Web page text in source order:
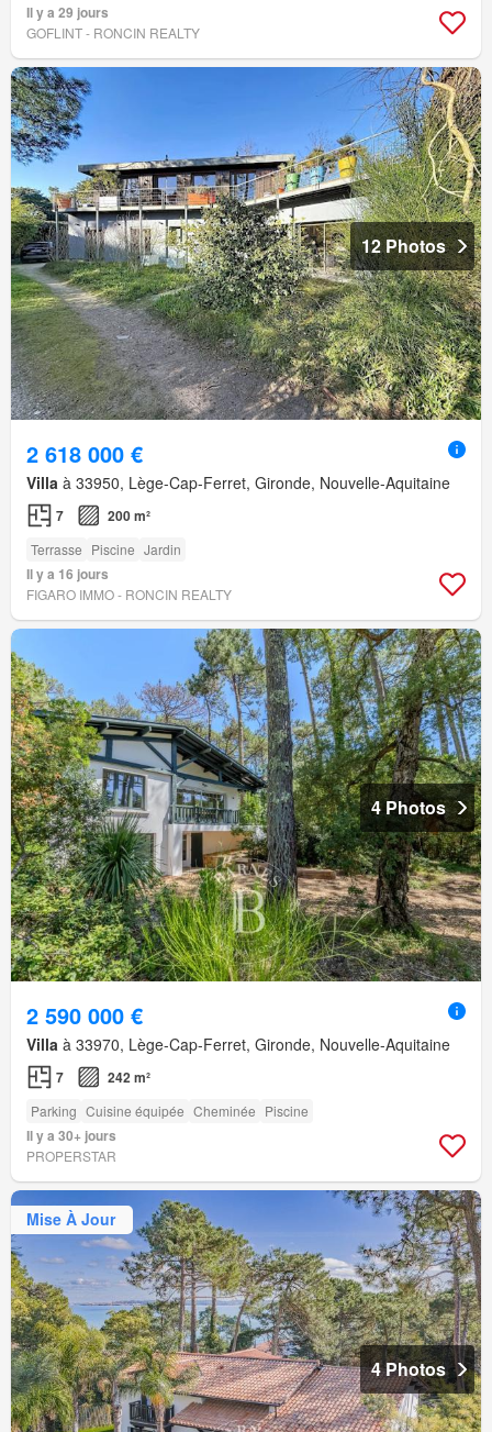
Il y a 29 jours
GOFLINT - RONCIN REALTY
12 Photos
2 618 000 €
Villa à 33950, Lège-Cap-Ferret, Gironde, Nouvelle-Aquitaine
7 200 m²
Terrasse Piscine Jardin
Il y a 16 jours
FIGARO IMMO - RONCIN REALTY
4 Photos
2 590 000 €
Villa à 33970, Lège-Cap-Ferret, Gironde, Nouvelle-Aquitaine
7 242 m²
Parking Cuisine équipée Cheminée Piscine
Il y a 30+ jours
PROPERSTAR
Mise À Jour
4 Photos